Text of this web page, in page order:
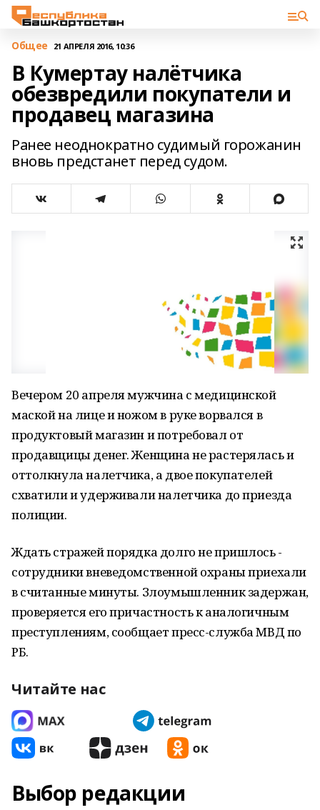
Общее 21 АПРЕЛЯ 2016, 10:36
В Кумертау налётчика
обезвредили покупатели и
продавец магазина
Ранее неоднократно судимый горожанин
вновь предстанет перед судом.
Вечером 20 апреля мужчина с медицинской
маской на лице и ножом в руке ворвался в
продуктовый магазин и потребовал от
продавщицы денег. Женщина не растерялась и
оттолкнула налетчика, а двое покупателей
схватили и удерживали налетчика до приезда
полиции.
Ждать стражей порядка долго не пришлось -
сотрудники вневедомственной охраны приехали
в считанные минуты. Злоумышленник задержан,
проверяется его причастность к аналогичным
преступлениям, сообщает пресс-служба МВД по
РБ.
Читайте нас
Выбор редакции